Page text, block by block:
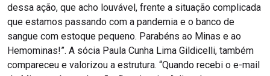
dessa ação, que acho louvável, frente a situação complicada
que estamos passando com a pandemia e o banco de
sangue com estoque pequeno. Parabéns ao Minas e ao
Hemominas!”. A sócia Paula Cunha Lima Gildicelli, também
compareceu e valorizou a estrutura. “Quando recebi o e-mail